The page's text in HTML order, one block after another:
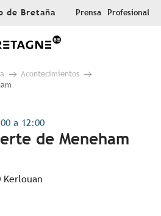
de Bretaña Prensa Profesional
Acontecimientos
a 12:00
de Meneham
Kerlouan